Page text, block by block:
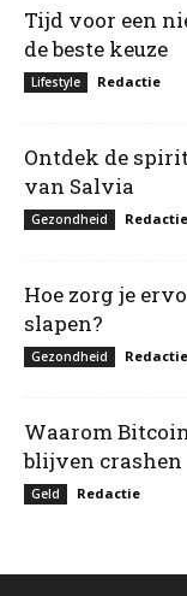
Tijd voor een
de beste keuze
Lifestyle Redactie
Ontdek de
van Salvia
Gezondheid Redactie
Hoe zorg je
slapen?
Gezondheid Redactie
Waarom
blijven crashen
Geld Redactie